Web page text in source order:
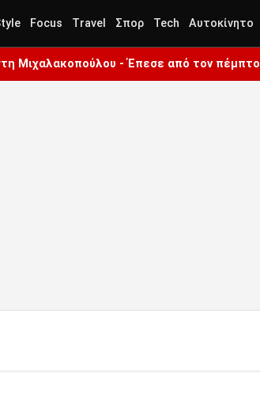
Focus Travel Σπορ Tech Αυτοκίνητο
Μιχαλακοπούλου - Έπεσε από τον πέμπτο